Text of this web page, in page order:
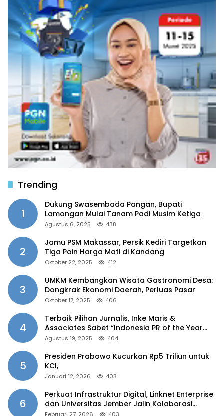
Trending
1
Dukung Swasembada Pangan, Bupati
Lamongan Mulai Tanam Padi Musim Ketiga
Agustus 6, 2025 438
2
Jamu PSM Makassar, Persik Kediri Targetkan
Tiga Poin Harga Mati di Kandang
Oktober 22, 2025 412
3
UMKM Kembangkan Wisata Gastronomi Desa:
Dongkrak Ekonomi Daerah, Perluas Pasar
Oktober 17, 2025 406
4
Terbaik Pilihan Jurnalis, Inke Maris &
Associates Sabet “Indonesia PR of the Year
2025”
Agustus 19, 2025 404
5
Presiden Prabowo Kucurkan Rp5 Triliun untuk
KCI,
Januari 12, 2026 403
6
Perkuat Infrastruktur Digital, Linknet Enterprise
dan Universitas Jember Jalin Kolaborasi
Smart Campus Berbasis AI